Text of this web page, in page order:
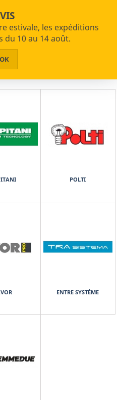

PRODUITS
Accessoires et pièces de rechange
POLTI
ENTRE SYSTÈME
estivale, les expéditions
du 10 au 14 août.
OK